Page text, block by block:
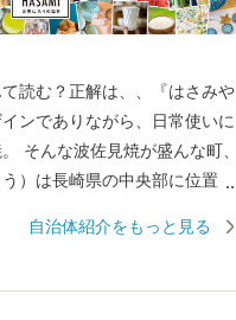
て読む？正解は、、『はさみや
ンでありながら、日常使いに
そんな波佐見焼が盛んな町、
）は長崎県の中央部に位置
棚田」にみられるように、豊
自治体紹介をもっと見る